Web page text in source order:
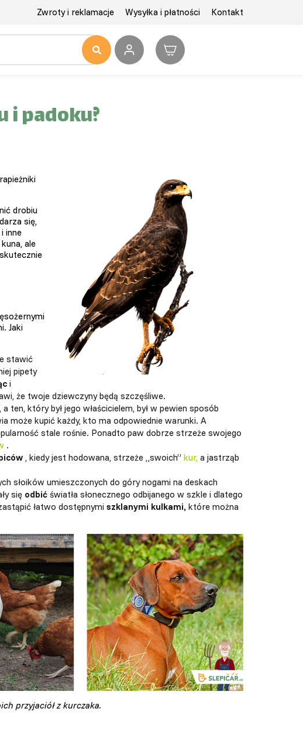
Zwroty i reklamacje Wysyłka i płatności Kontakt
i padoku?
drobiu
się,
inne
ale
Jaki
stawić
pipety
i
że twoje dziewczyny będą szczęśliwe.
który był jego właścicielem, był w pewien sposób
może kupić każdy, kto ma odpowiednie warunki. A
stale rośnie. Ponadto paw dobrze strzeże swojego
.
, kiedy jest hodowana, strzeże „swoich” kur, a jastrząb
słoików umieszczonych do góry nogami na deskach
się odbićświatła słonecznego odbijanego w szkle i dlatego
łatwo dostępnymi szklanymi kulkami, które można
przyjaciół z kurczaka.